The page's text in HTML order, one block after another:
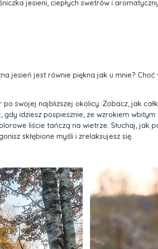
jesieni, ciepłych swetrów i
jesień jest równie piękna jak u mnie?
po swojej najbliższej okolicy. Zobacz, jak
idziesz pospiesznie, ze wzrokiem
liście tańczą na wietrze. Słuchaj, jak
skłębione myśli i zrelaksujesz się.